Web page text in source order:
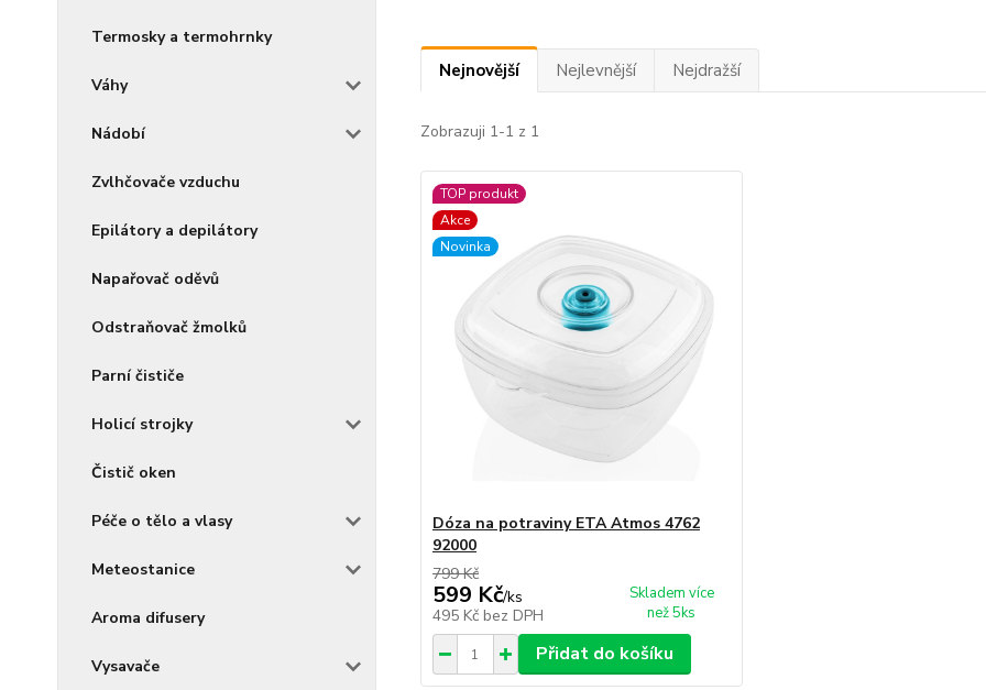
Termosky a termohrnky
Váhy
Nádobí
Zvlhčovače vzduchu
Epilátory a depilátory
Napařovač oděvů
Odstraňovač žmolků
Parní čističe
Holicí strojky
Čistič oken
Péče o tělo a vlasy
Meteostanice
Aroma difusery
Vysavače
Nejnovější Nejlevnější Nejdražší
Zobrazuji 1-1 z 1
TOP produkt
Akce
Novinka
Dóza na potraviny ETA Atmos 4762
92000
799 Kč
599 Kč/ks
495 Kč bez DPH
Skladem více
než 5ks
Přidat do košíku